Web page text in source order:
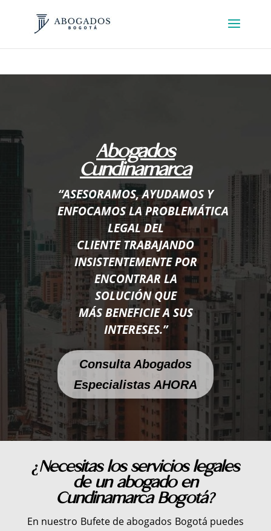
Abogados
Cundinamarca
“ASESORAMOS, AYUDAMOS Y
ENFOCAMOS LA PROBLEMÁTICA
LEGAL DEL
CLIENTE TRABAJANDO
INSISTENTEMENTE POR
ENCONTRAR LA
SOLUCIÓN QUE
MÁS BENEFICIE A SUS
INTERESES.”
Consulta Abogados
Especialistas AHORA
¿Necesitas los servicios legales
de un abogado en
Cundinamarca Bogotá?
En nuestro Bufete de abogados Bogotá puedes